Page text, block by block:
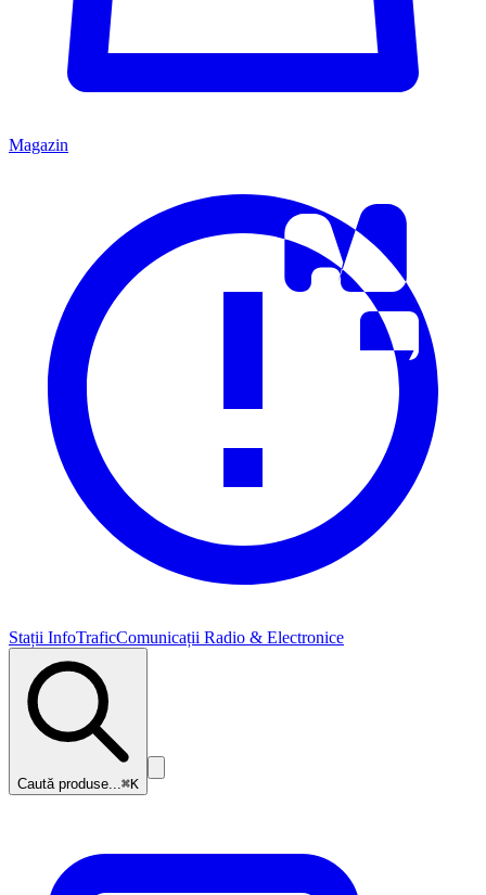
Magazin
Stații InfoTraficComunicații Radio & Electronice
Caută produse...⌘K